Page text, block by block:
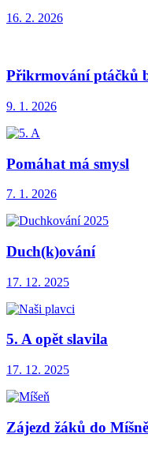
16. 2. 2026
Přikrmování ptáčků
9. 1. 2026
Pomáhat má smysl
7. 1. 2026
Duch(k)ování
17. 12. 2025
5. A opět slavila
17. 12. 2025
Zájezd žáků do Míšně